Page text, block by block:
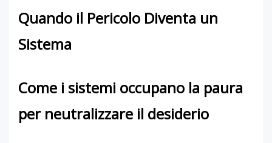
Quando il Pericolo Diventa un
Sistema
Come i sistemi occupano la paura
per neutralizzare il desiderio